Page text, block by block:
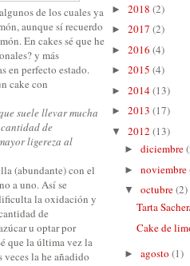
de los cuales ya
aunque sí recuerdo
En cakes sé que he
y más
en perfecto estado.
cake con
suele llevar mucha
de
ligereza al
(abundante) con el
a uno. Así se
la oxidación y
de
u optar por
que la última vez la
veces la he añadido
► 2018 (2)
► 2017 (2)
► 2016 (4)
► 2015 (4)
► 2014(13)
► 2013 (17)
▼ 2012 (13)
► diciembre
► noviembre
▼ octubre(2)
Tarta
Cake de
► agosto (1)